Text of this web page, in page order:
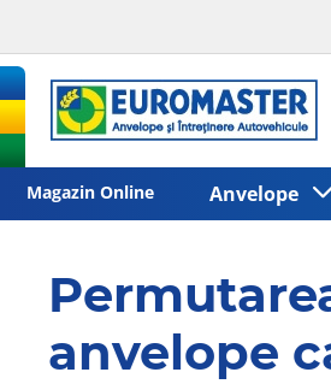
Magazin Online Anvelope
anvelope